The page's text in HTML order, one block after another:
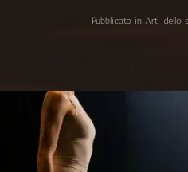
Pubblicato in Arti dello